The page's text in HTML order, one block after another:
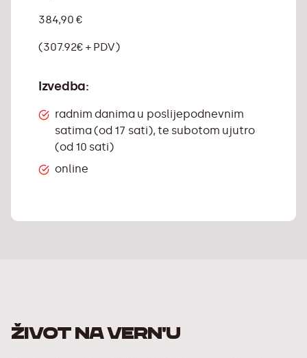
384,90 €
(307.92€ + PDV)
Izvedba:
radnim danima u poslijepodnevnim
satima (od 17 sati), te subotom ujutro
(od 10 sati)
online
ŽIVOT NA VERN'U